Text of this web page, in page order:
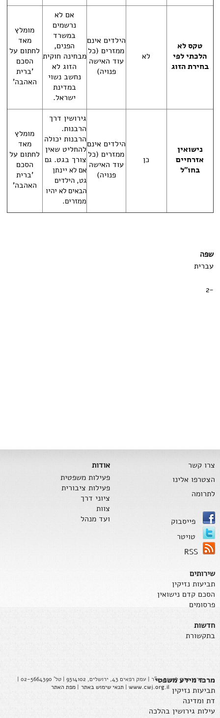
טקס לא
הלכתי לפי
בחירת הזוג
לא
הילדים אינם
ממזרים (כל
עוד האישה
פנויה)
אם לא
נרשמים
במשרד
הפנים,
מבחינה חוקית
הזוג לא
נחשב נשוי
במדינת
ישראל.
מומלץ
מאד
לחתום על
הסכם
'ברית
האהבה'
נישואין
אזרחיים
בחו"ל
כן
הילדים אינם
ממזרים (כל
עוד האישה
פנויה)
גירושין דרך
הרבנות.
הרבנות יכולה
להחליט שאין
צורך בגט.גם
אם לא יינתן
גט, הילדים
הבאים לא יהיו
ממזרים.
מומלץ
מאד
לחתום על
הסכם
'ברית
האהבה'
שפה
עברית
-2
צרו קשר
הצטרפו אלינו
לתרומה
פייסבוק
טויטר
RSS
אודות
פעילות משפטית
פעילות ציבורית
ציוני דרך
צוות
ועד מנהל
שירותים
תביעות נזיקין
הסכם קדם נישואין
פרסומים
חדשות
בתקשורת
מרכז מידע משפטי
תביעות נזיקין
דת ומדינה
עילות גירושין בהלכה
מרכז צדק לנשים, ע"ר | עמק רפאים 43, ירושלים, 9314102 | טל' 02-5664390 |
www.cwj.org.il
|תנאי שימוש באתר |מפת האתר